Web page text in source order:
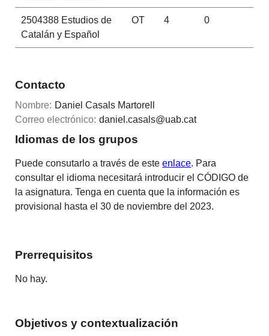
2504388Estudios de
Catalán y Español
OT 4 0
Contacto
Nombre: Daniel Casals Martorell
Correo electrónico: daniel.casals@uab.cat
Idiomas de los grupos
Puede consutarlo a través de esteenlace. Para
consultar el idioma necesitará introducir el CÓDIGO de
la asignatura. Tenga en cuenta que la información es
provisional hasta el 30 de noviembre del 2023.
Prerrequisitos
No hay.
Objetivos y contextualización